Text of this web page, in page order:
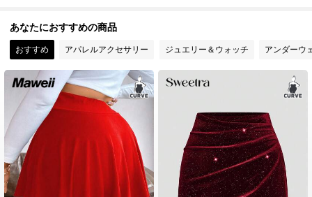
4.84 653K フォロワー
653K フォロワー
653K フォロワー
あなたにおすすめの商品
おすすめ アパレルアクセサリー ジュエリー＆ウォッチ アンダーウ